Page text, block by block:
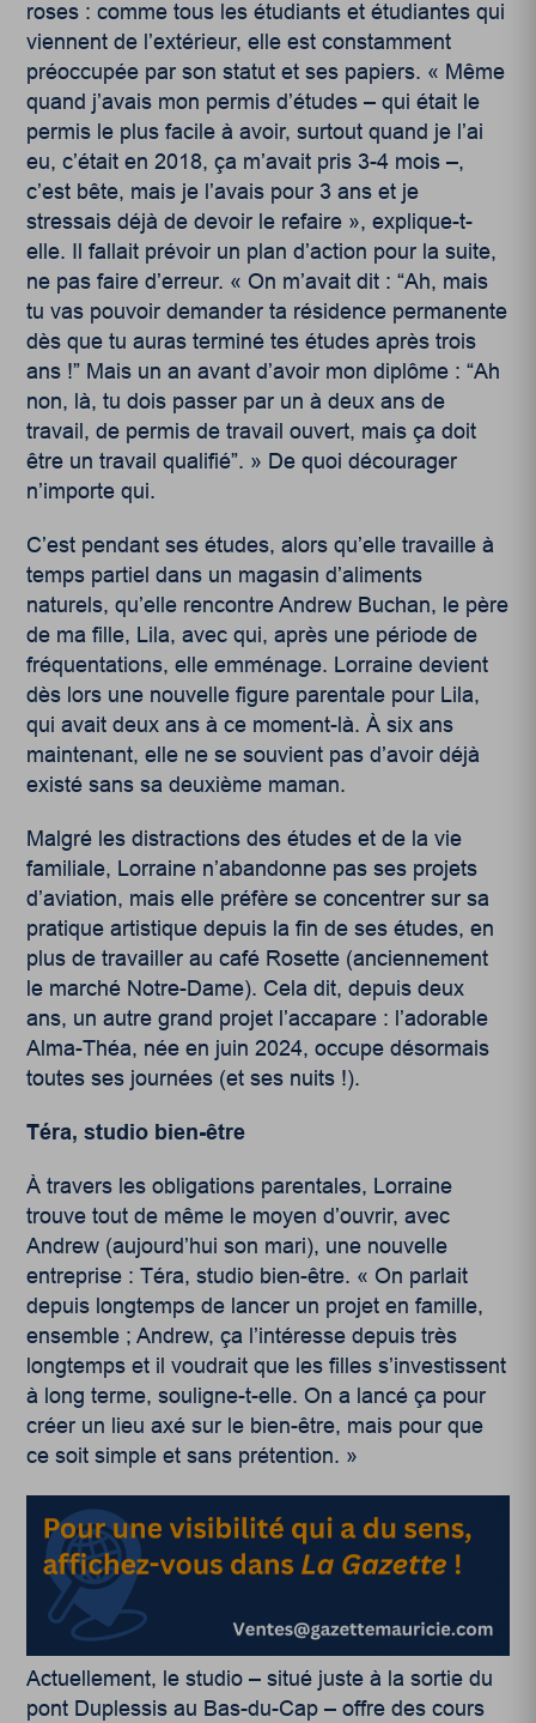
roses : comme tous les étudiants et étudiantes qui
viennent de l’extérieur, elle est constamment
préoccupée par son statut et ses papiers. « Même
quand j’avais mon permis d’études – qui était le
permis le plus facile à avoir, surtout quand je l’ai
eu, c’était en 2018, ça m’avait pris 3-4 mois –,
c’est bête, mais je l’avais pour 3 ans et je
stressais déjà de devoir le refaire », explique-t-
elle. Il fallait prévoir un plan d’action pour la suite,
ne pas faire d’erreur. « On m’avait dit : “Ah, mais
tu vas pouvoir demander ta résidence permanente
dès que tu auras terminé tes études après trois
ans !” Mais un an avant d’avoir mon diplôme : “Ah
non, là, tu dois passer par un à deux ans de
travail, de permis de travail ouvert, mais ça doit
être un travail qualifié”. » De quoi décourager
n’importe qui.
C’est pendant ses études, alors qu’elle travaille à
temps partiel dans un magasin d’aliments
naturels, qu’elle rencontre Andrew Buchan, le père
de ma fille, Lila, avec qui, après une période de
fréquentations, elle emménage. Lorraine devient
dès lors une nouvelle figure parentale pour Lila,
qui avait deux ans à ce moment-là. À six ans
maintenant, elle ne se souvient pas d’avoir déjà
existé sans sa deuxième maman.
Malgré les distractions des études et de la vie
familiale, Lorraine n’abandonne pas ses projets
d’aviation, mais elle préfère se concentrer sur sa
pratique artistique depuis la fin de ses études, en
plus de travailler au café Rosette (anciennement
le marché Notre-Dame). Cela dit, depuis deux
ans, un autre grand projet l’accapare : l’adorable
Alma-Théa, née en juin 2024, occupe désormais
toutes ses journées (et ses nuits !).
Téra, studio bien-être
À travers les obligations parentales, Lorraine
trouve tout de même le moyen d’ouvrir, avec
Andrew (aujourd’hui son mari), une nouvelle
entreprise : Téra, studio bien-être. « On parlait
depuis longtemps de lancer un projet en famille,
ensemble ; Andrew, ça l’intéresse depuis très
longtemps et il voudrait que les filles s’investissent
à long terme, souligne-t-elle. On a lancé ça pour
créer un lieu axé sur le bien-être, mais pour que
ce soit simple et sans prétention. »
Actuellement, le studio – situé juste à la sortie du
pont Duplessis au Bas-du-Cap – offre des cours